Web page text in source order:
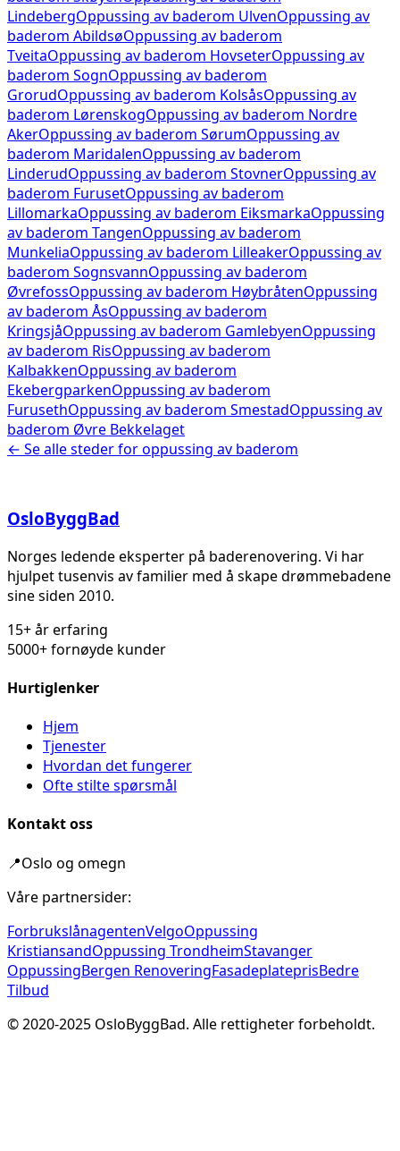
LindebergOppussing av baderom UlvenOppussing av
baderom AbildsøOppussing av baderom
TveitaOppussing av baderom HovseterOppussing av
baderom SognOppussing av baderom
GrorudOppussing av baderom KolsåsOppussing av
baderom LørenskogOppussing av baderom Nordre
AkerOppussing av baderom SørumOppussing av
baderom MaridalenOppussing av baderom
LinderudOppussing av baderom StovnerOppussing av
baderom FurusetOppussing av baderom
LillomarkaOppussing av baderom EiksmarkaOppussing
av baderom TangenOppussing av baderom
MunkeliaOppussing av baderom LilleakerOppussing av
baderom SognsvannOppussing av baderom
ØvrefossOppussing av baderom HøybråtenOppussing
av baderom ÅsOppussing av baderom
KringsjåOppussing av baderom GamlebyenOppussing
av baderom RisOppussing av baderom
KalbakkenOppussing av baderom
EkebergparkenOppussing av baderom
FurusethOppussing av baderom SmestadOppussing av
baderom Øvre Bekkelaget
← Se alle steder foroppussing av baderom
OsloByggBad
Norges ledende eksperter på baderenovering. Vi har
hjulpet tusenvis av familier med å skape drømmebadene
sine siden 2010.
15+ år erfaring
5000+ fornøyde kunder
Hurtiglenker
Hjem
Tjenester
Hvordan det fungerer
Ofte stilte spørsmål
Kontakt oss
📍Oslo og omegn
Våre partnersider:
ForbrukslånagentenVelgoOppussing
KristiansandOppussing TrondheimStavanger
OppussingBergen RenoveringFasadeplateprisBedre
Tilbud
© 2020-2025 OsloByggBad. Alle rettigheter forbeholdt.